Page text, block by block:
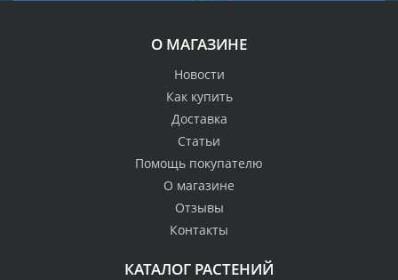
О МАГАЗИНЕ
Новости
Как купить
Доставка
Статьи
Помощь покупателю
О магазине
Отзывы
Контакты
КАТАЛОГ РАСТЕНИЙ